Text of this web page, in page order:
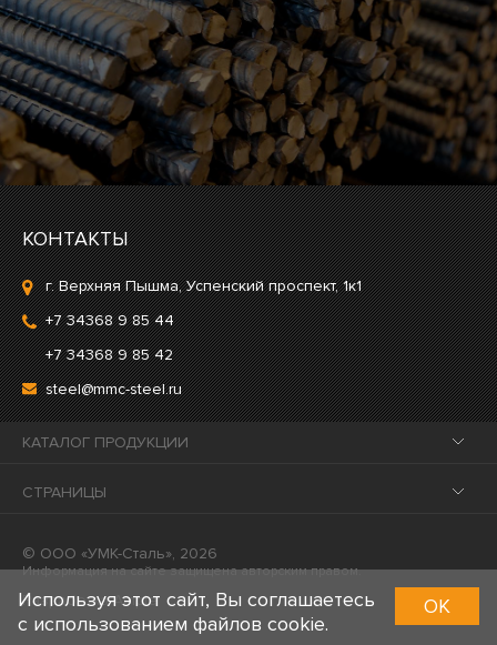
КАТАЛОГ ПРОДУКЦИИ
СТРАНИЦЫ
© ООО «УМК-Сталь», 2026
Информация на сайте защищена авторским правом.
Разработка Ample
КОНТАКТЫ
г. Верхняя Пышма, Успенский проспект, 1к1
+7 34368 9 85 44
+7 34368 9 85 42
steel@mmc-steel.ru
OK
Используя этот сайт, Вы соглашаетесь
с использованием файлов cookie.